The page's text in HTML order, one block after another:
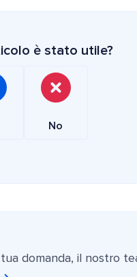
è stato utile?
No
domanda, il nostro